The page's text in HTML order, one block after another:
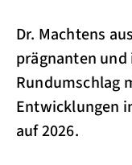
Dr. Machtens
prägnanten
Rundumschlag
Entwicklungen
auf 2026.